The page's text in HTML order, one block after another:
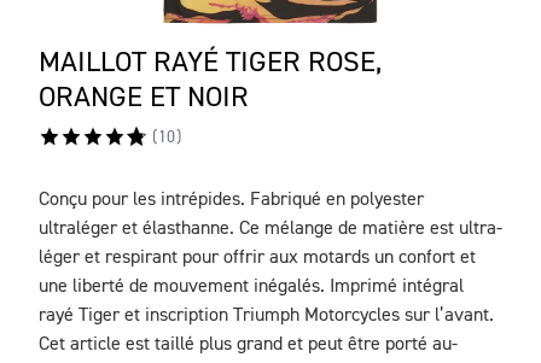
MAILLOT RAYÉ TIGER ROSE,
ORANGE ET NOIR
( 10)
DESCRIPTION
Conçu pour les intrépides. Fabriqué en polyester
ultraléger et élasthanne. Ce mélange de matière est ultra-
léger et respirant pour offrir aux motards un confort et
une liberté de mouvement inégalés. Imprimé intégral
rayé Tiger et inscription Triumph Motorcycles sur l’avant.
Cet article est taillé plus grand et peut être porté au-